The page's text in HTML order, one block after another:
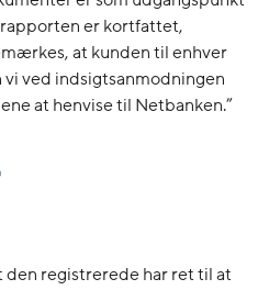
er kortfattet,
at kunden til enhver
ved indsigtsanmodningen
at henvise til Netbanken.”
registrerede har ret til at